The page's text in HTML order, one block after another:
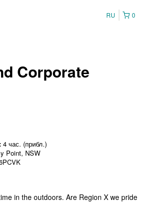
0
RU
Corporate
4 час. (прибл.)
Point, NSW
in the outdoors. Are Region X we pride